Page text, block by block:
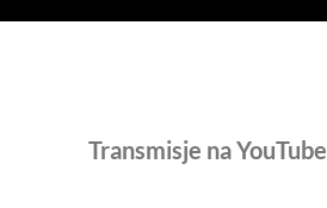
Transmisje na YouTube